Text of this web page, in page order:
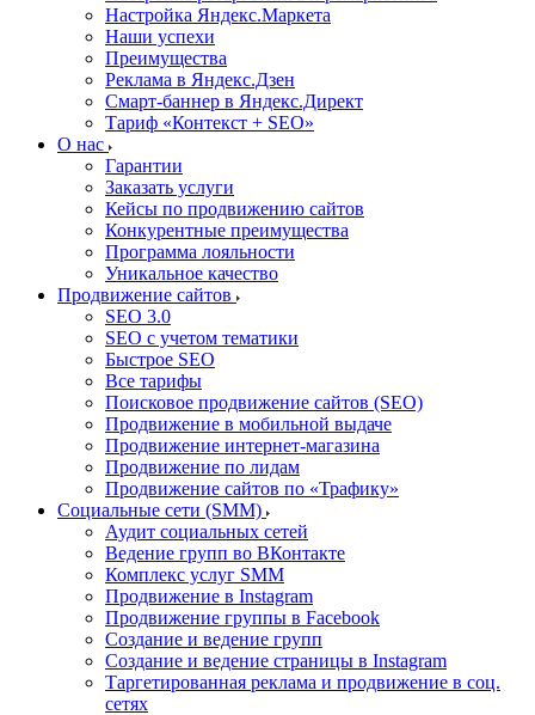
Настройка Яндекс.Маркета
Наши успехи
Преимущества
Реклама в Яндекс.Дзен
Смарт-баннер в Яндекс.Директ
Тариф «Контекст + SEO»
О нас
Гарантии
Заказать услуги
Кейсы по продвижению сайтов
Конкурентные преимущества
Программа лояльности
Уникальное качество
Продвижение сайтов
SEO 3.0
SEO с учетом тематики
Быстрое SEO
Все тарифы
Поисковое продвижение сайтов (SEO)
Продвижение в мобильной выдаче
Продвижение интернет-магазина
Продвижение по лидам
Продвижение сайтов по «Трафику»
Социальные сети (SMM)
Аудит социальных сетей
Ведение групп во ВКонтакте
Комплекс услуг SMM
Продвижение в Instagram
Продвижение группы в Facebook
Создание и ведение групп
Создание и ведение страницы в Instagram
Таргетированная реклама и продвижение в соц.
сетях